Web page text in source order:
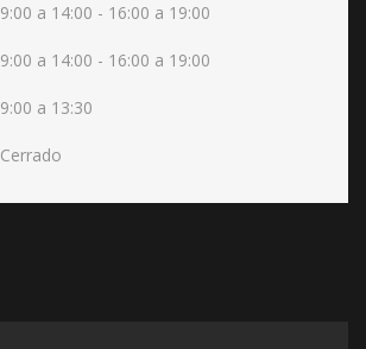
9:00 a 14:00 - 16:00 a 19:00
9:00 a 14:00 - 16:00 a 19:00
9:00 a 13:30
Cerrado